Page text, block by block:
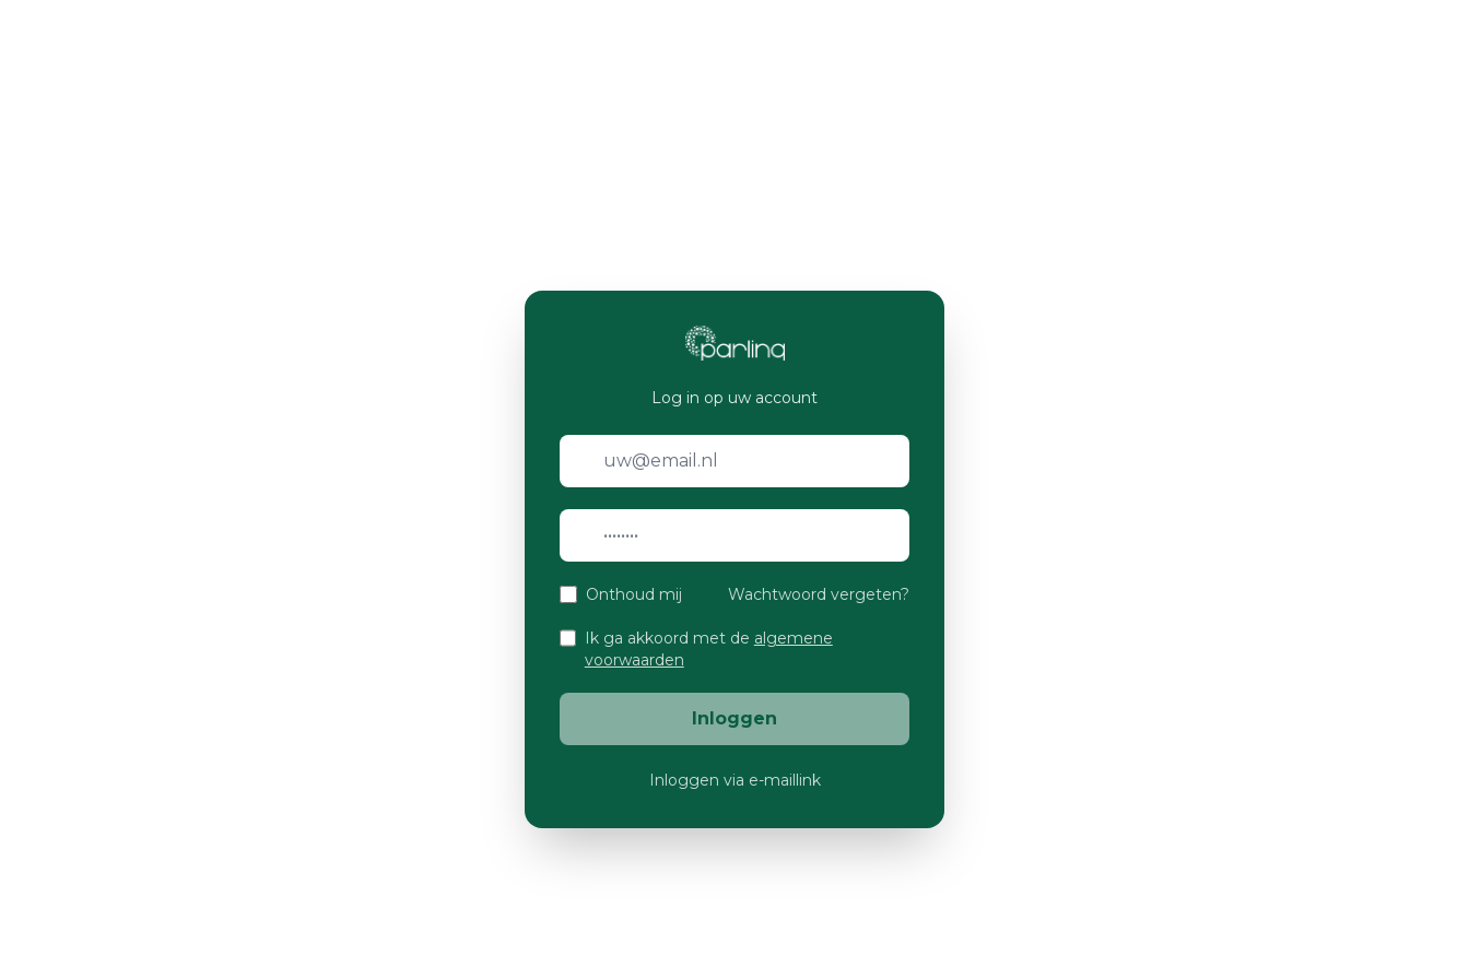
Log in op uw account
Onthoud mij Wachtwoord vergeten?
Ik ga akkoord met de algemene
voorwaarden
Inloggen
Inloggen via e-maillink